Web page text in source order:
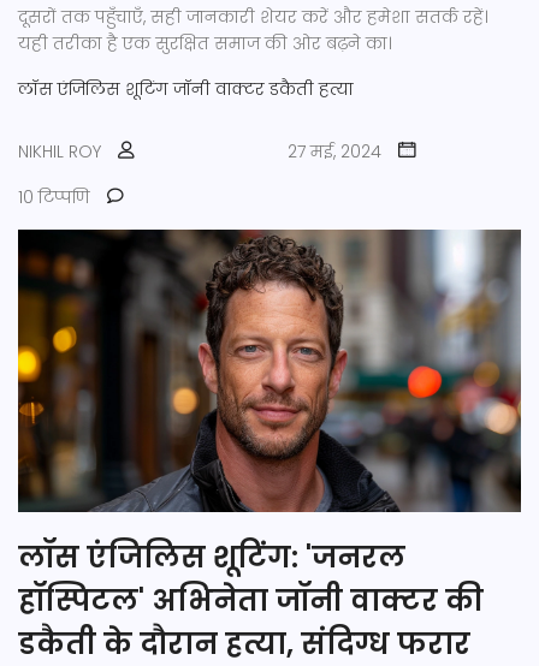
दूसरों तक पहुँचाएँ, सही जानकारी शेयर करें और हमेशा सतर्क रहें।
यही तरीका है एक सुरक्षित समाज की ओर बढ़ने का।
लॉस एंजिलिस शूटिंग जॉनी वाक्टर डकैती हत्या
NIKHIL ROY
27 मई, 2024
10 टिप्पणि
लॉस एंजिलिस शूटिंग: 'जनरल
हॉस्पिटल' अभिनेता जॉनी वाक्टर की
डकैती के दौरान हत्या, संदिग्ध फरार